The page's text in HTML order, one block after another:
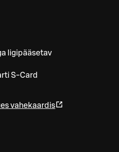
ligipääsetav
S-Card
vahekaardis